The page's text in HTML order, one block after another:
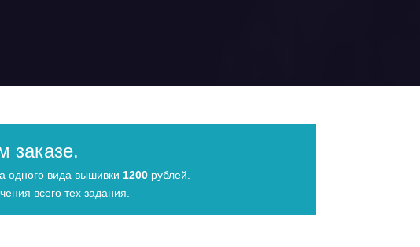
заказе.
одного вида вышивки 1200 рублей.
всего тех задания.